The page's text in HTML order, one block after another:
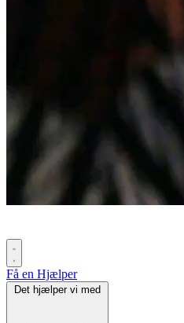
Få en Hjælper
Det hjælper vi med